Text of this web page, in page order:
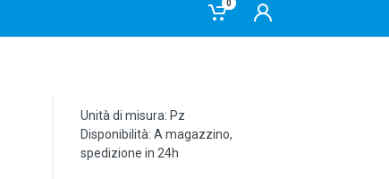
0
Unità di misura: Pz
Disponibilità: A magazzino,
spedizione in 24h